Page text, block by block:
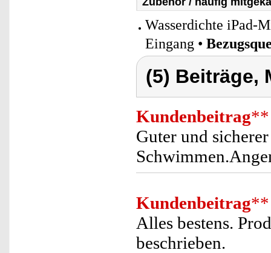
Wasserdichte iPad-
Eingang •
(5) Beiträge,
Kundenbeitrag**
Guter und
Kundenbeitrag**
Alles bestens.
beschrieben.